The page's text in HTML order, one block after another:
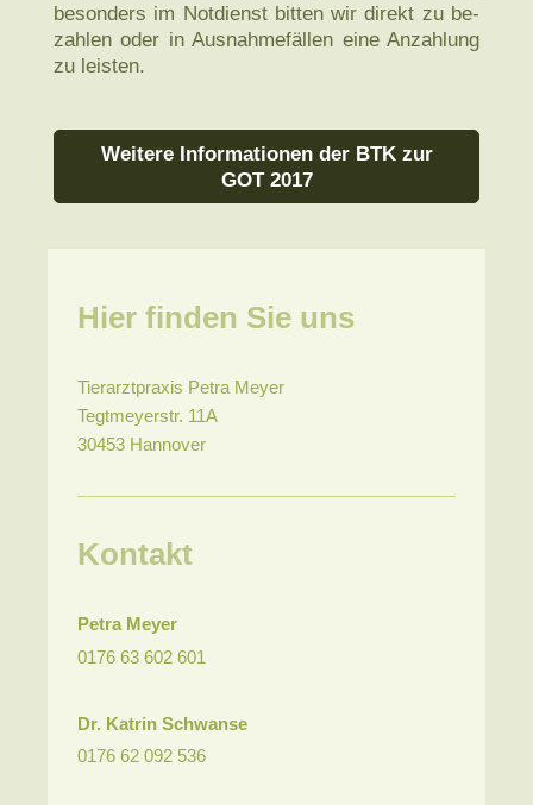
besonders im Not­dienst bitten wir direkt zu be­
zahlen oder in Aus­nahme­fällen eine An­zahlung
zu leisten.
Weitere Informationen der BTK zur
GOT 2017
Hier finden Sie uns
Tierarztpraxis Petra Meyer
Tegtmeyerstr. 11A
30453 Hannover
Kontakt
Petra Meyer
0176 63 602 601
Dr. Katrin Schwanse
0176 62 092 536